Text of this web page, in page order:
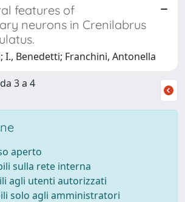
features of
neurons in Crenilabrus
I., Benedetti; Franchini, Antonella
3 a 4
aperto
sulla rete interna
agli utenti autorizzati
solo agli amministratori